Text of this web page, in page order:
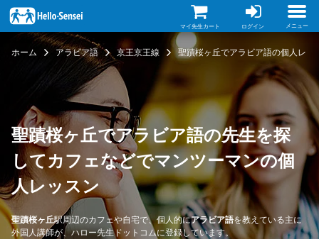
イ
ン
コ
マイ先生カート ログイン メニュー
ホーム アラビア語 京王京王線 聖蹟桜ヶ丘でアラビア語の個人レッ
聖蹟桜ヶ丘でアラビア語の先生を探
してカフェなどでマンツーマンの個
人レッスン
聖蹟桜ヶ丘駅周辺のカフェや自宅で、個人的にアラビア語を教えている主に
外国人講師が、ハロー先生ドットコムに登録しています。